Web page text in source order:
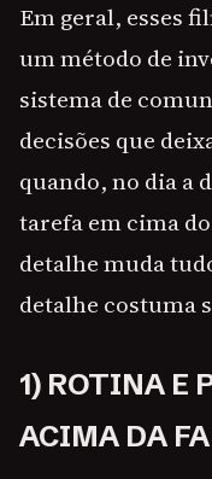
Em geral, esses
um método de
sistema de
decisões que
quando, no dia a
tarefa em cima
detalhe muda
detalhe costuma
1) ROTINA E
ACIMA DA